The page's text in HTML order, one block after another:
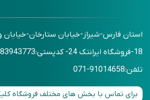
استان فارس-شیراز-خیابان ستارخان-
تلفن:91014658-071
برای تماس با بخش های مختلف فروشگاه